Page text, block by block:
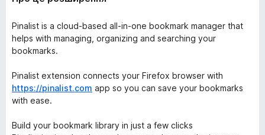
Pinalist is a cloud-based all-in-one bookmark manager that
helps with managing, organizing and searching your
bookmarks.
Pinalist extension connects your Firefox browser with
https://pinalist.com app so you can save your bookmarks
with ease.
Build your bookmark library in just a few clicks